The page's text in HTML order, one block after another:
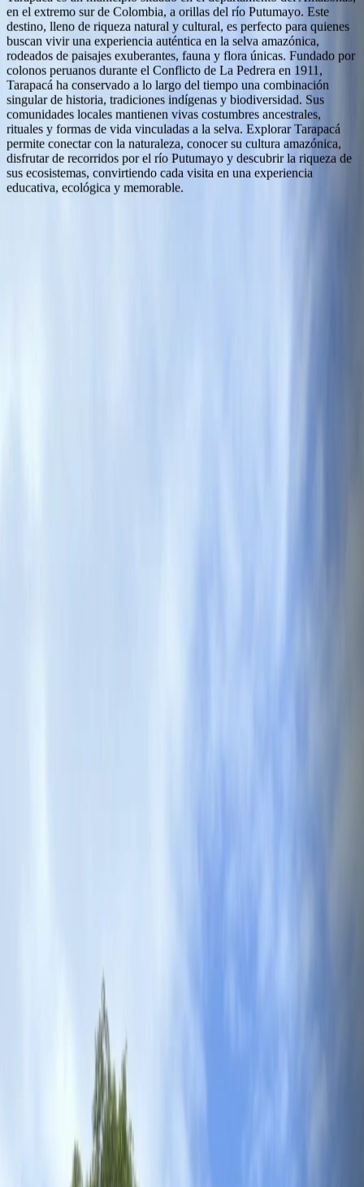
en el extremo sur de Colombia, a orillas del río Putumayo. Este
destino, lleno de riqueza natural y cultural, es perfecto para quienes
buscan vivir una experiencia auténtica en la selva amazónica,
rodeados de paisajes exuberantes, fauna y flora únicas. Fundado por
colonos peruanos durante el Conflicto de La Pedrera en 1911,
Tarapacá ha conservado a lo largo del tiempo una combinación
singular de historia, tradiciones indígenas y biodiversidad. Sus
comunidades locales mantienen vivas costumbres ancestrales,
rituales y formas de vida vinculadas a la selva. Explorar Tarapacá
permite conectar con la naturaleza, conocer su cultura amazónica,
disfrutar de recorridos por el río Putumayo y descubrir la riqueza de
sus ecosistemas, convirtiendo cada visita en una experiencia
educativa, ecológica y memorable.